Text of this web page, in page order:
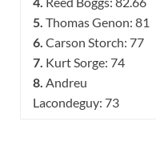
5. Thomas Genon: 81
6. Carson Storch: 77
7. Kurt Sorge: 74
8. Andreu
Lacondeguy: 73